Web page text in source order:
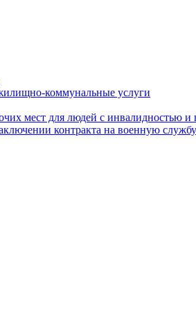
коммунальные услуги
мест для людей с инвалидностью
контракта на военную службу